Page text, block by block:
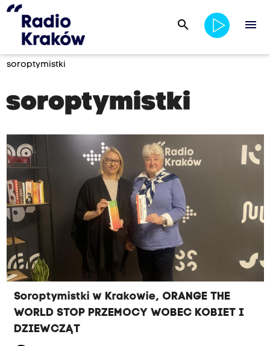
search menu
soroptymistki
soroptymistki
Soroptymistki w Krakowie, ORANGE THE
WORLD STOP PRZEMOCY WOBEC KOBIET I
DZIEWCZĄT